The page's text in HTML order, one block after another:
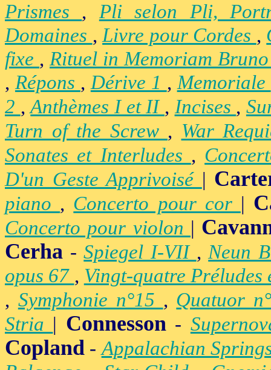
Prismes , Pli selon Pli,
Domaines ,Livre pour Cordes ,
fixe , Rituel in Memoriam
, Répons ,Dérive 1 ,Memoriale
2 ,Anthèmes I et II , Incises ,
Turn of the Screw , War
Sonates et Interludes ,
D'un Geste Apprivoisé |
piano , Concerto pour cor |
Concerto pour violon |
Cerha -Spiegel I-VII ,Neun
opus 67 , Vingt-quatre Préludes
, Symphonie n°15 , Quatuor
Stria | Connesson-
Copland -Appalachian